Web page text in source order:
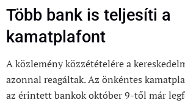
Több bank is teljesíti a
kamatplafont
A közlemény közzétételére a
azonnal reagáltak. Az önkéntes
az érintett bankok október 9-től már